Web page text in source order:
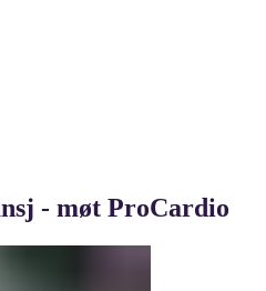
- møt ProCardio